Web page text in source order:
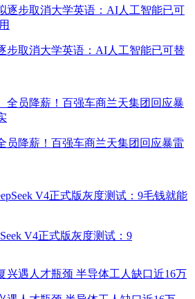
步取消大学英语：AI人工智能已可替
员降薪！百强车商兰天集团回应暴雷
V4正式版灰度测试：9